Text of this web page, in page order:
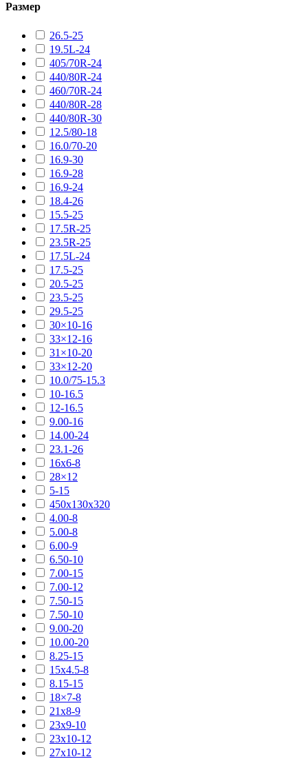
Размер
26.5-25
19.5L-24
405/70R-24
440/80R-24
460/70R-24
440/80R-28
440/80R-30
12.5/80-18
16.0/70-20
16.9-30
16.9-28
16.9-24
18.4-26
15.5-25
17.5R-25
23.5R-25
17.5L-24
17.5-25
20.5-25
23.5-25
29.5-25
30×10-16
33×12-16
31×10-20
33×12-20
10.0/75-15.3
10-16.5
12-16.5
9.00-16
14.00-24
23.1-26
16х6-8
28×12
5-15
450х130х320
4.00-8
5.00-8
6.00-9
6.50-10
7.00-15
7.00-12
7.50-15
7.50-10
9.00-20
10.00-20
8.25-15
15х4.5-8
8.15-15
18×7-8
21х8-9
23х9-10
23х10-12
27х10-12